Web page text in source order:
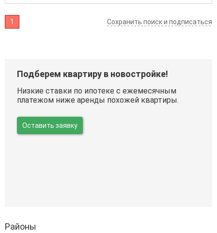
1 Сохранить поиск и подписаться
Подберем квартиру в новостройке!
Низкие ставки по ипотеке с ежемесячным
платежом ниже аренды похожей квартиры.
Оставить заявку
Районы